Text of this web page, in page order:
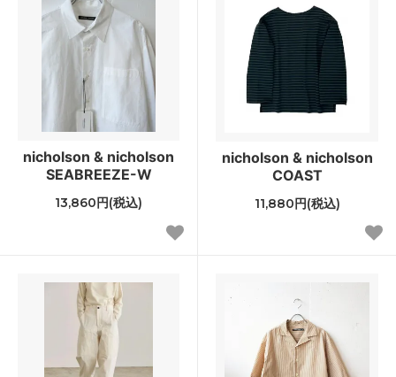
nicholson & nicholson
SEABREEZE-W
13,860円(税込)
nicholson & nicholson
COAST
11,880円(税込)